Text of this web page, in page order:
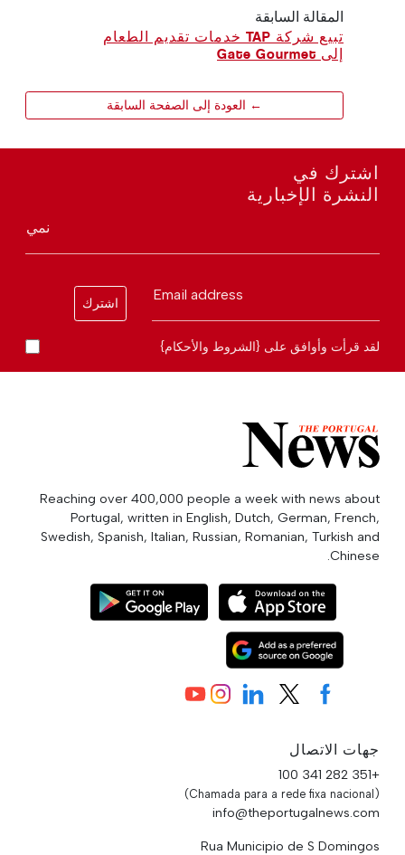
المقالة السابقة
تبيع شركة TAP خدمات تقديم الطعام
إلى Gate Gourmet
← العودة إلى الصفحة السابقة
اشترك في
النشرة الإخبارية
نمي
Email address
اشترك
لقد قرأت وأوافق على {الشروط والأحكام}
Reaching over 400,000 people a week with news about
Portugal, written in English, Dutch, German, French,
Swedish, Spanish, Italian, Russian, Romanian, Turkish and
Chinese.
جهات الاتصال
+351 282 341 100
(Chamada para a rede fixa nacional)
info@theportugalnews.com
Rua Municipio de S Domingos